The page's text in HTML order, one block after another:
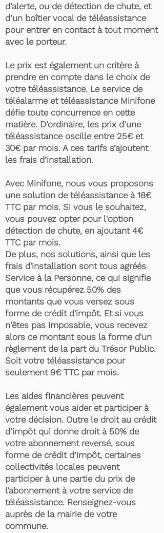
d’alerte, ou de détection de chute, et
d’un boîtier vocal de téléassistance
pour entrer en contact à tout moment
avec le porteur.
Le prix est également un critère à
prendre en compte dans le choix de
votre téléassistance. Le service de
téléalarme et téléassistance Minifone
défie toute concurrence en cette
matière. D’ordinaire, les prix d’une
téléassistance oscille entre 25€ et
30€ par mois. A ces tarifs s’ajoutent
les frais d’installation.
Avec Minifone, nous vous proposons
une solution de téléassistance à 18€
TTC par mois. Si vous le souhaitez,
vous pouvez opter pour l'option
détection de chute, en ajoutant 4€
TTC par mois.
De plus, nos solutions, ainsi que les
frais d'installation sont tous agréés
Service à la Personne, ce qui signifie
que vous récupérez 50% des
montants que vous versez sous
forme de crédit d'impôt. Et si vous
n'êtes pas imposable, vous recevez
alors ce montant sous la forme d'un
règlement de la part du Trésor Public.
Soit votre téléassistance pour
seulement 9€ TTC par mois.
Les aides financières peuvent
également vous aider et participer à
votre décision. Outre le droit au crédit
d’impôt qui donne droit à 50% de
votre abonnement reversé, sous
forme de crédit d’impôt, certaines
collectivités locales peuvent
participer à une partie du prix de
l’abonnement à votre service de
téléassistance. Renseignez-vous
auprès de la mairie de votre
commune.